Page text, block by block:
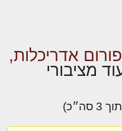
פורום אדריכלות,
מציבורי